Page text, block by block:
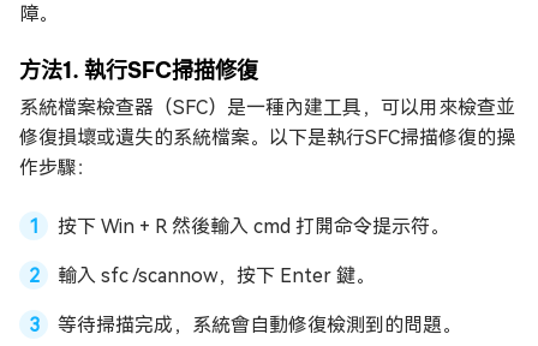
障。
方法1. 執行SFC掃描修復
系統檔案檢查器（SFC）是一種內建工具，可以用來檢查並
修復損壞或遺失的系統檔案。以下是執行SFC掃描修復的操
作步驟：
按下 Win + R 然後輸入 cmd 打開命令提示符。
輸入 sfc /scannow，按下 Enter 鍵。
等待掃描完成，系統會自動修復檢測到的問題。